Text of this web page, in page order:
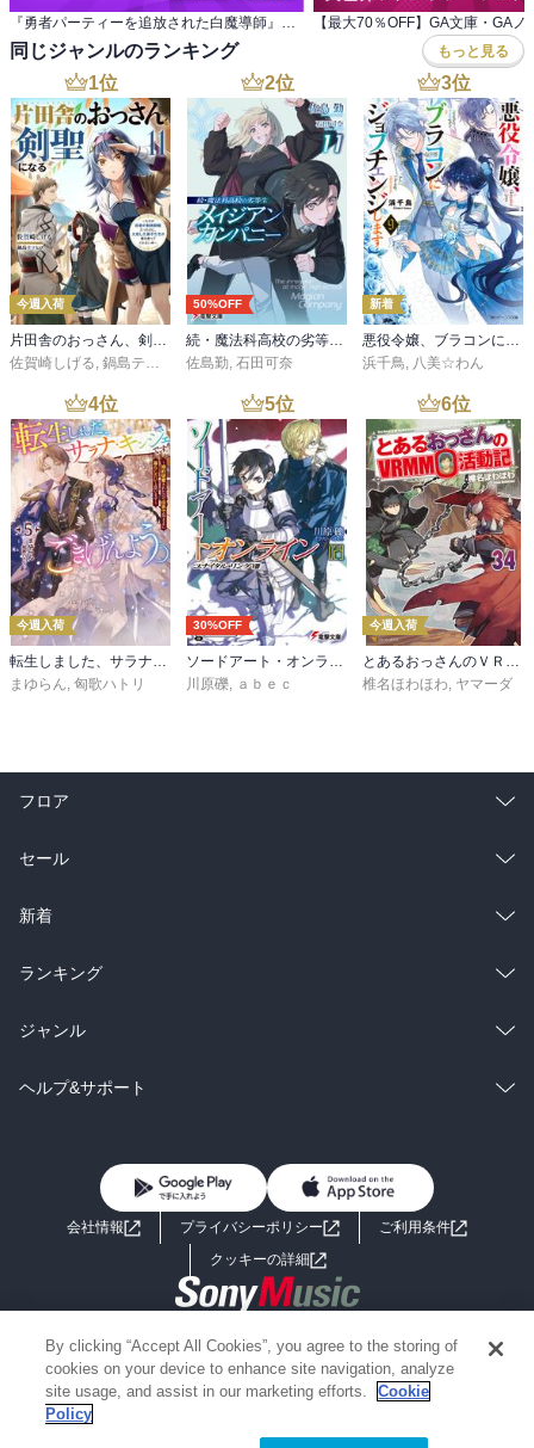
同じジャンルのランキング もっと見る
1位
今週入荷
片田舎のおっさん、剣聖になる 11 ～ただの田舎の剣術師範だったのに、大成した弟子たちが俺を放ってくれない件～
佐賀崎しげる, 鍋島テツヒロ
2位
50%OFF
続・魔法科高校の劣等生 メイジアン・カンパニー(11)
佐島勤, 石田可奈
3位
新着
悪役令嬢、ブラコンにジョブチェンジします９【電子特典付き】
浜千鳥, 八美☆わん
4位
今週入荷
転生しました、サラナ・キンジェです。ごきげんよう。５ ～婚約破棄されたので田舎で気ままに暮らしたいと思います～【電子書店共通特典SS付】
まゆらん, 匈歌ハトリ
5位
30%OFF
ソードアート・オンライン29 ユナイタル・リングVIII
川原礫, ａｂｅｃ
6位
今週入荷
とあるおっさんのＶＲＭＭＯ活動記34
椎名ほわほわ, ヤマーダ
フロア
総合
ラノベ
雑誌・グラビア
BL・TL
セール
総合
ラノベ
雑誌・グラビア
BL・TL
新着
総合
ラノベ
雑誌・グラビア
ランキング
総合
ラノベ
ジャンル
コミック
ライトノベル 男子向けラノベ
小説
海外小説
ミステリー SF
歴史・時代小説
ヘルプ&サポート
よくあるご質問 お問い合わせ
会社情報 プライバシーポリシー
ご利用条件
クッキーの詳細
Copyright 2017 - 2026 Sony Music Entertainment(Japan) Inc.
Information on the site is for the Japan domestic market only
powered by
By clicking “Accept All Cookies”, you agree to the storing of
cookies on your device to enhance site navigation, analyze
site usage, and assist in our marketing efforts.
Cookie
Policy